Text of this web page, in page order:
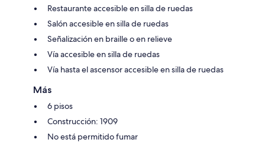
Restaurante accesible en silla de ruedas
Salón accesible en silla de ruedas
Señalización en braille o en relieve
Vía accesible en silla de ruedas
Vía hasta el ascensor accesible en silla de ruedas
Más
6 pisos
Construcción: 1909
No está permitido fumar